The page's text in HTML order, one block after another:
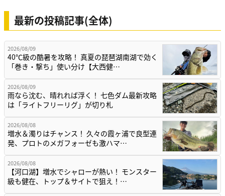
最新の投稿記事(全体)
2026/08/09
40℃級の酷暑を攻略！ 真夏の琵琶湖南湖で効く
「巻き・撃ち」使い分け【大西健…
2026/08/09
雨なら沈む、晴れれば浮く！ 七色ダム最新攻略
は「ライトフリーリグ」が切り札
2026/08/08
増水＆濁りはチャンス！ 久々の霞ヶ浦で良型連
発、プロトのメガフォーゼも激ハマ…
2026/08/08
【河口湖】増水でシャローが熱い！ モンスター
級も健在、トップ＆サイトで狙え！…